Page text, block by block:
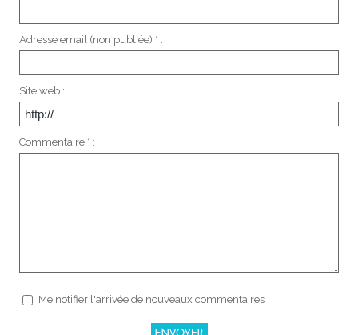
Adresse email (non publiée) * :
Site web :
Commentaire * :
Me notifier l'arrivée de nouveaux commentaires